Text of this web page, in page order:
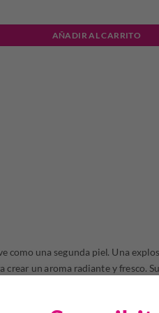
SHEER PEACH BODY MIST 236 ML
AÑADIR AL CARRITO
como una segunda piel. Una
un aroma radiante y fresco.
es el complemento perfecto
tu propia fragancia personal.